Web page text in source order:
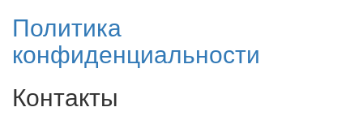
Политика
конфиденциальности
Контакты